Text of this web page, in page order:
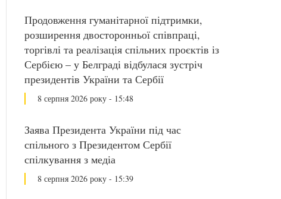
Продовження гуманітарної підтримки,
розширення двосторонньої співпраці,
торгівлі та реалізація спільних проєктів із
Сербією – у Белграді відбулася зустріч
президентів України та Сербії
8 серпня 2026 року - 15:48
Заява Президента України під час
спільного з Президентом Сербії
спілкування з медіа
8 серпня 2026 року - 15:39